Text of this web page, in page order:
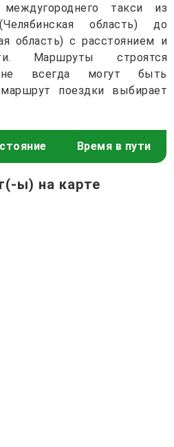
такси из
область) до
область) с расстоянием и
Маршруты строятся
всегда могут быть
поездки выбирает
Время в пути
ы) на карте